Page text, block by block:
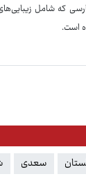
که شامل
است.
سعدی